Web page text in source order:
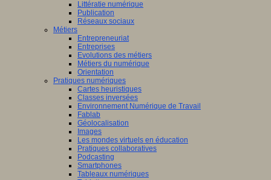
Littératie numérique
Publication
Réseaux sociaux
Métiers
Entrepreneuriat
Entreprises
Evolutions des métiers
Métiers du numérique
Orientation
Pratiques numériques
Cartes heuristiques
Classes inversées
Environnement Numérique de Travail
Fablab
Géolocalisation
Images
Les mondes virtuels en éducation
Pratiques collaboratives
Podcasting
Smartphones
Tableaux numériques